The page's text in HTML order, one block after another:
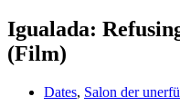
Igualada:
(Film)
Dates, Salon der